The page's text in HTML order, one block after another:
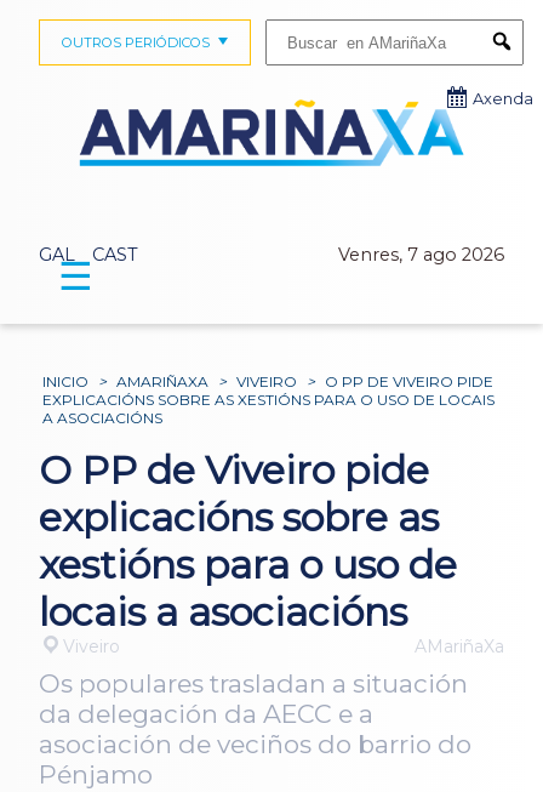
GAL CAST Venres, 7 ago 2026
OUTROS PERIÓDICOS
Axenda
☰
INICIO > AMARIÑAXA > VIVEIRO > O PP DE VIVEIRO PIDE
EXPLICACIÓNS SOBRE AS XESTIÓNS PARA O USO DE LOCAIS
A ASOCIACIÓNS
O PP de Viveiro pide
explicacións sobre as
xestións para o uso de
locais a asociacións
Viveiro AMariñaXa
Os populares trasladan a situación
da delegación da AECC e a
asociación de veciños do barrio do
Pénjamo